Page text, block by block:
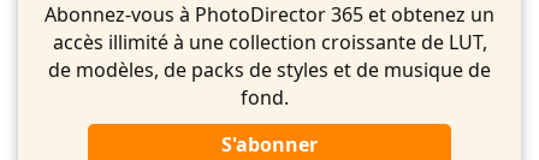
Abonnez-vous à PhotoDirector 365 et obtenez un
accès illimité à une collection croissante de LUT,
de modèles, de packs de styles et de musique de
fond.
S'abonner